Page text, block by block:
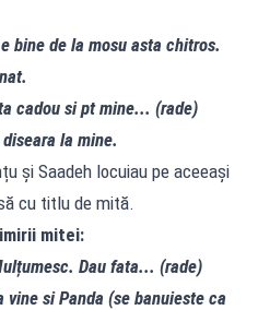
bine de la mosu asta chitros.
cadou si pt mine... (rade)
la mine.
și Saadeh locuiau pe aceeași
cu titlu de mită.
mitei:
Dau fata... (rade)
si Panda (se banuieste ca